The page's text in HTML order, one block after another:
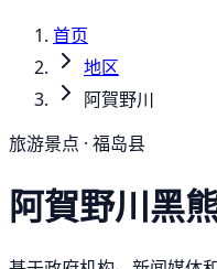
首页
地区
阿賀野川
旅游景点 · 福岛县
阿賀野川黑